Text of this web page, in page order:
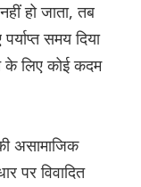
हो जाता, तब
समय दिया
लिए कोई कदम
असामाजिक
पर विवादित